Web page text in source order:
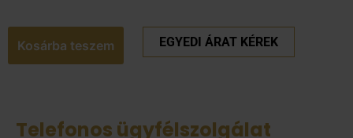
Kosárba teszem EGYEDI ÁRAT KÉREK
Telefonos ügyfélszolgálat